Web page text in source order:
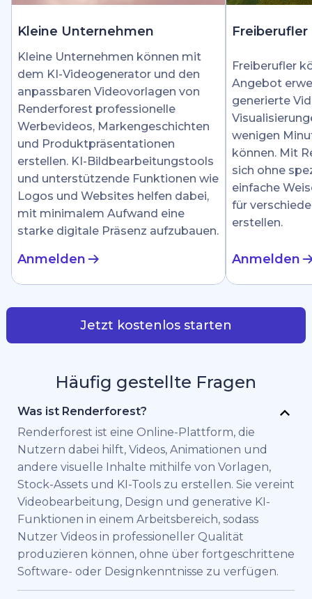
Kleine Unternehmen
Kleine Unternehmen können mit
dem KI-Videogenerator und den
anpassbaren Videovorlagen von
Renderforest professionelle
Werbevideos, Markengeschichten
und Produktpräsentationen
erstellen. KI-Bildbearbeitungstools
und unterstützende Funktionen wie
Logos und Websites helfen dabei,
mit minimalem Aufwand eine
starke digitale Präsenz aufzubauen.
Anmelden
Freiberufler
Freiberufler
Angebot
generierte
wenigen
können. Mit
sich ohne
einfache
für
erstellen.
Anmelden
Jetzt kostenlos starten
Häufig gestellte Fragen
Was ist Renderforest?
Renderforest ist eine Online-Plattform, die
Nutzern dabei hilft, Videos, Animationen und
andere visuelle Inhalte mithilfe von Vorlagen,
Stock-Assets und KI-Tools zu erstellen. Sie vereint
Videobearbeitung, Design und generative KI-
Funktionen in einem Arbeitsbereich, sodass
Nutzer Videos in professioneller Qualität
produzieren können, ohne über fortgeschrittene
Software- oder Designkenntnisse zu verfügen.